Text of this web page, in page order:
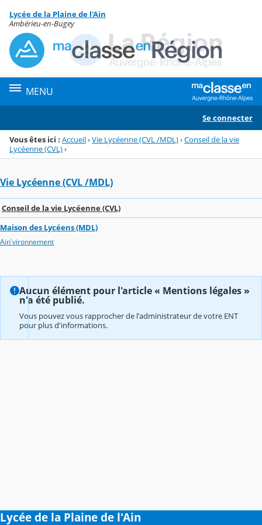
Menu de la rubrique
Contenu
Lycée de la Plaine de l'Ain
Ambérieu-en-Bugey
MENU
Se connecter
Vous êtes ici : Accueil›Vie Lycéenne (CVL /MDL)›Conseil de la vie
Lycéenne (CVL)›
Vie Lycéenne (CVL /MDL)
Conseil de la vie Lycéenne (CVL)
Maison des Lycéens (MDL)
Ain'vironnement
Aucun élément pour l'article « Mentions légales »
n'a été publié.
Vous pouvez vous rapprocher de l'administrateur de votre ENT
pour plus d'informations.
Lycée de la Plaine de l'Ain